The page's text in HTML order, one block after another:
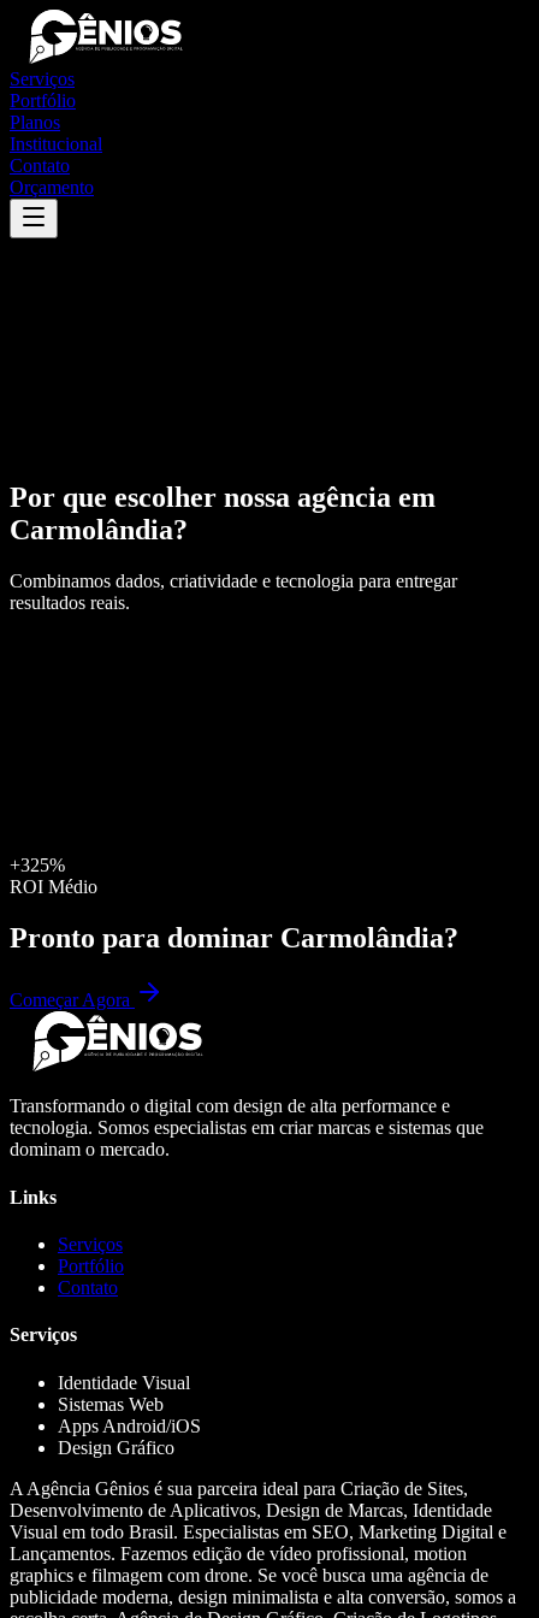
Serviços
Portfólio
Planos
Institucional
Contato
Orçamento
Por que escolher nossa agência em
Carmolândia?
Combinamos dados, criatividade e tecnologia para entregar
resultados reais.
+325%
ROI Médio
Pronto para dominar Carmolândia?
Começar Agora
Transformando o digital com design de alta performance e
tecnologia. Somos especialistas em criar marcas e sistemas que
dominam o mercado.
Links
Serviços
Portfólio
Contato
Serviços
Identidade Visual
Sistemas Web
Apps Android/iOS
Design Gráfico
A Agência Gênios é sua parceira ideal para Criação de Sites,
Desenvolvimento de Aplicativos, Design de Marcas, Identidade
Visual em todo Brasil. Especialistas em SEO, Marketing Digital e
Lançamentos. Fazemos edição de vídeo profissional, motion
graphics e filmagem com drone. Se você busca uma agência de
publicidade moderna, design minimalista e alta conversão, somos a